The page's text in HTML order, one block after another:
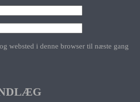
websted i denne browser til næste gang